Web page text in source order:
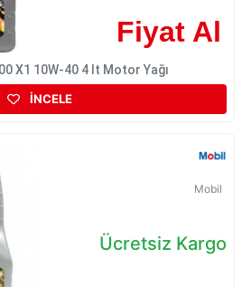
Fiyat Al
X1 10W-40 4 lt Motor Yağı
İNCELE
Mobil
Ücretsiz Kargo